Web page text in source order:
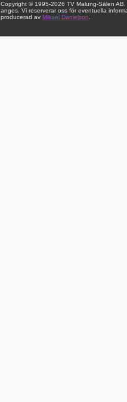
Copyright © 1995-2026 TV Malung-Sälen
anges. Vi reserverar oss för eventuella
producerad av Mikael Danielson